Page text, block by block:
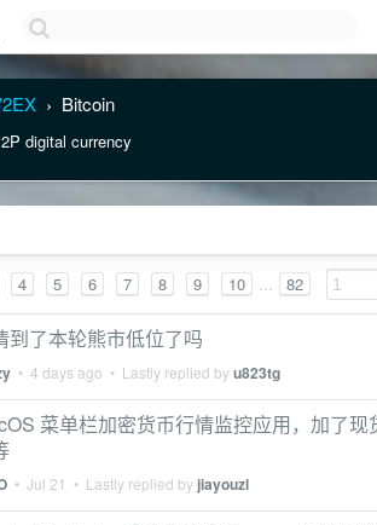
› Bitcoin
digital currency
4 5 6 7 8 9 10 ... 82
到了本轮熊市低位了吗
• 4 days ago • Lastly replied byu823tg
菜单栏加密货币行情监控应用，加了
• Jul 21 • Lastly replied by jiayouzl